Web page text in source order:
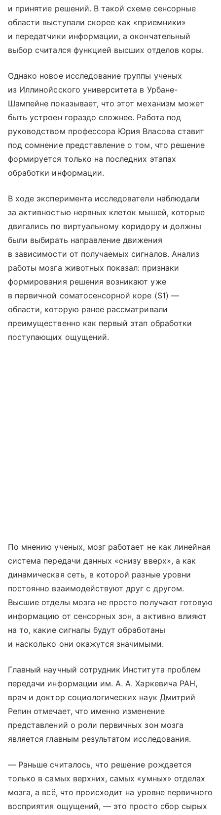
и принятие решений. В такой схеме сенсорные
области выступали скорее как «приемники»
и передатчики информации, а окончательный
выбор считался функцией высших отделов коры.
Однако новое исследование группы ученых
из Иллинойсского университета в Урбане-
Шампейне показывает, что этот механизм может
быть устроен гораздо сложнее. Работа под
руководством профессора Юрия Власова ставит
под сомнение представление о том, что решение
формируется только на последних этапах
обработки информации.
В ходе эксперимента исследователи наблюдали
за активностью нервных клеток мышей, которые
двигались по виртуальному коридору и должны
были выбирать направление движения
в зависимости от получаемых сигналов. Анализ
работы мозга животных показал: признаки
формирования решения возникают уже
в первичной соматосенсорной коре (S1) —
области, которую ранее рассматривали
преимущественно как первый этап обработки
поступающих ощущений.
По мнению ученых, мозг работает не как линейная
система передачи данных «снизу вверх», а как
динамическая сеть, в которой разные уровни
постоянно взаимодействуют друг с другом.
Высшие отделы мозга не просто получают готовую
информацию от сенсорных зон, а активно влияют
на то, какие сигналы будут обработаны
и насколько они окажутся значимыми.
Главный научный сотрудник Института проблем
передачи информации им. А. А. Харкевича РАН,
врач и доктор социологических наук Дмитрий
Репин отмечает, что именно изменение
представлений о роли первичных зон мозга
является главным результатом исследования.
— Раньше считалось, что решение рождается
только в самых верхних, самых «умных» отделах
мозга, а всё, что происходит на уровне первичного
восприятия ощущений, — это просто сбор сырых